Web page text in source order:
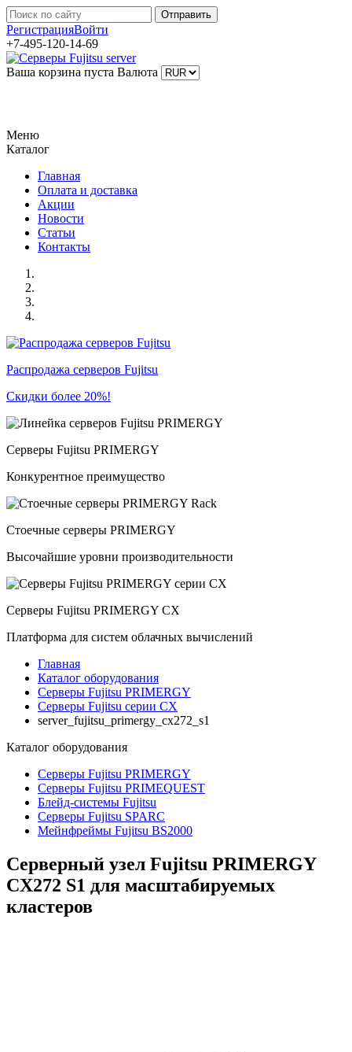
РегистрацияВойти
+7-495-120-14-69
Ваша корзина пуста Валюта
Меню
Каталог
Главная
Оплата и доставка
Акции
Новости
Статьи
Контакты
Распродажа серверов Fujitsu
Скидки более 20%!
Серверы Fujitsu PRIMERGY
Конкурентное преимущество
Стоечные серверы PRIMERGY
Высочайшие уровни производительности
Серверы Fujitsu PRIMERGY CX
Платформа для систем облачных вычислений
Главная
Каталог оборудования
Серверы Fujitsu PRIMERGY
Серверы Fujitsu серии CX
server_fujitsu_primergy_cx272_s1
Каталог оборудования
Серверы Fujitsu PRIMERGY
Серверы Fujitsu PRIMEQUEST
Блейд-системы Fujitsu
Серверы Fujitsu SPARC
Мейнфреймы Fujitsu BS2000
Серверный узел Fujitsu PRIMERGY
CX272 S1 для масштабируемых
кластеров